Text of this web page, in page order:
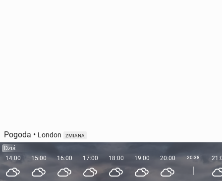
Pogoda • London ZMIANA
Dziś
14:00
15:00 16:00 17:00 18:00 19:00 20:00 20:38